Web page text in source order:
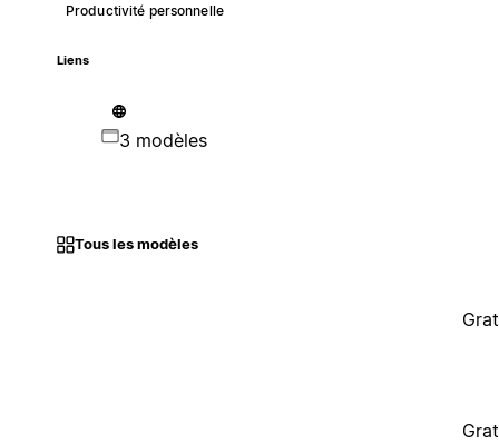
Productivité personnelle
Liens
3 modèles
Tous les modèles